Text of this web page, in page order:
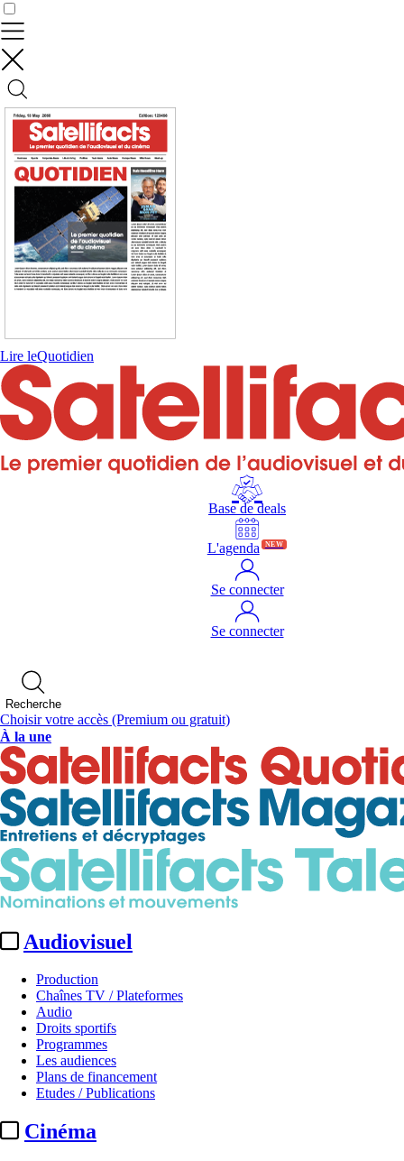
Lire leQuotidien
Base de deals
L'agenda NEW
Se connecter
Se connecter
Recherche
Choisir votre accès (Premium ou gratuit)
À la une
Audiovisuel
Production
Chaînes TV / Plateformes
Audio
Droits sportifs
Programmes
Les audiences
Plans de financement
Etudes / Publications
Cinéma
Contrôler vos données